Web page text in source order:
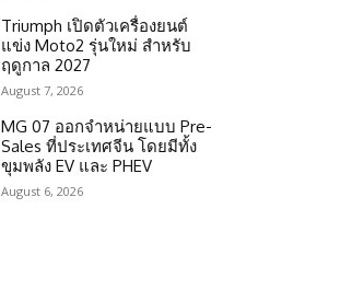
Triumph เปิดตัวเครื่องยนต์
แข่ง Moto2 รุ่นใหม่ สำหรับ
ฤดูกาล 2027
August 7, 2026
MG 07 ออกจำหน่ายแบบ Pre-
Sales ที่ประเทศจีน โดยมีทั้ง
ขุมพลัง EV และ PHEV
August 6, 2026